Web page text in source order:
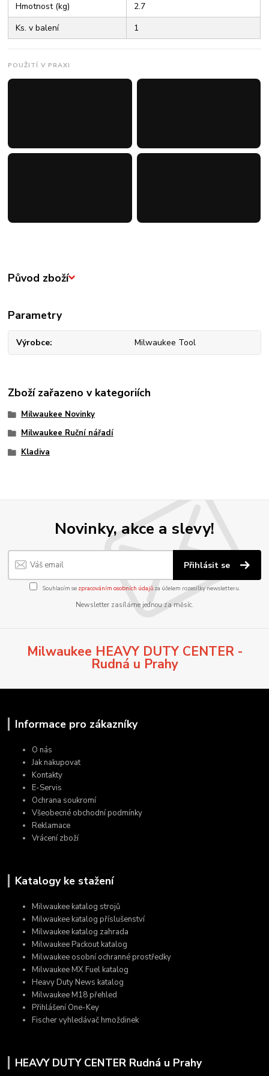
Hmotnost (kg)
2.7
Ks. v balení
1
POUŽITÍ V PRAXI
Původ zboží
Parametry
Výrobce Milwaukee Tool
Zboží zařazeno v kategoriích
Milwaukee Novinky
Milwaukee Ruční nářadí
Kladiva
Novinky, akce a slevy!
Přihlásit se
Souhlasím se zpracováním osobních údajůza účelem rozesílky newsletteru.
Newsletter zasíláme jednou za měsíc.
Milwaukee HEAVY DUTY CENTER -
Rudná u Prahy
Informace pro zákazníky
O nás
Jak nakupovat
Kontakty
E-Servis
Ochrana soukromí
Všeobecné obchodní podmínky
Reklamace
Vrácení zboží
Katalogy ke stažení
Milwaukee katalog strojů
Milwaukee katalog příslušenství
Milwaukee katalog zahrada
Milwaukee Packout katalog
Milwaukee osobní ochranné prostředky
Milwaukee MX Fuel katalog
Heavy Duty News katalog
Milwaukee M18 přehled
Přihlášení One-Key
Fischer vyhledávač hmoždinek
HEAVY DUTY CENTER Rudná u Prahy